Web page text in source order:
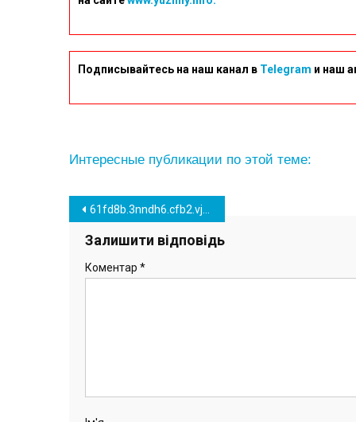
Подписывайтесь на наш канал в Telegram и наш
Интересные публикации по этой теме:
Навігація
записів
61fd8b.3nndh6.cfb2.vj.nm
Залишити відповідь
Коментар *